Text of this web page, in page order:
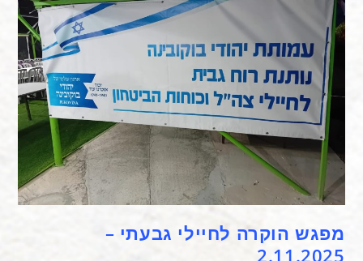
מפגש הוקרה לחיילי גבעתי –
2.11.2025